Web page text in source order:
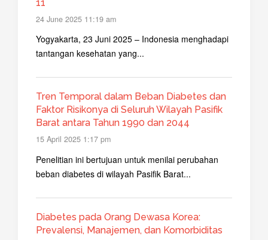
11
24 June 2025 11:19 am
Yogyakarta, 23 Juni 2025 – Indonesia menghadapi
tantangan kesehatan yang...
Tren Temporal dalam Beban Diabetes dan
Faktor Risikonya di Seluruh Wilayah Pasifik
Barat antara Tahun 1990 dan 2044
15 April 2025 1:17 pm
Penelitian ini bertujuan untuk menilai perubahan
beban diabetes di wilayah Pasifik Barat...
Diabetes pada Orang Dewasa Korea:
Prevalensi, Manajemen, dan Komorbiditas